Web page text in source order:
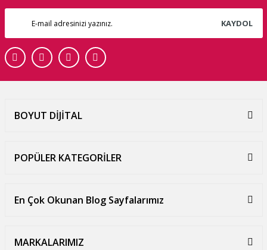
KAYDOL
BOYUT DİJİTAL
POPÜLER KATEGORİLER
En Çok Okunan Blog Sayfalarımız
MARKALARIMIZ